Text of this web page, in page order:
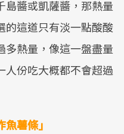
島醬或凱薩醬，那熱量
的這道只有淡一點酸酸
多熱量，像這一盤盡量
人份吃大概都不會超過
薯條」